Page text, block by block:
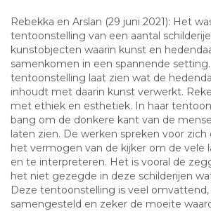
Rebekka en Arslan (29 juni 2021): Het
tentoonstelling van een aantal
kunstobjecten waarin kunst en
samenkomen in een spannende
tentoonstelling laat zien wat de
inhoudt met daarin kunst verwerkt.
met ethiek en esthetiek. In haar
bang om de donkere kant van de
laten zien. De werken spreken voor zich
het vermogen van de kijker om de vele
en te interpreteren. Het is vooral de
het niet gezegde in deze schilderijen
Deze tentoonstelling is veel
samengesteld en zeker de moeite